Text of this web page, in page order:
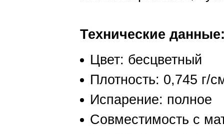
Технические
Цвет: бесцветный
Плотность: 0,745 г/
Испарение: полное
Совместимость с